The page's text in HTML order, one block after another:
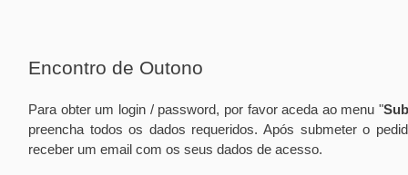
Encontro de Outono
Para obter um login / password, por favor aceda ao menu "
preencha todos os dados requeridos. Após submeter o
receber um email com os seus dados de acesso.